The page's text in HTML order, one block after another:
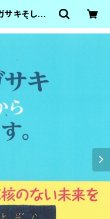
キそしてフ